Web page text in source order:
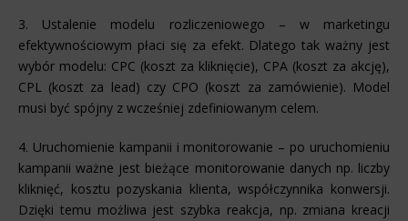
3. Ustalenie modelu rozliczeniowego – w marketingu
efektywnościowym płaci się za efekt. Dlatego tak ważny jest
wybór modelu: CPC (koszt za kliknięcie), CPA (koszt za akcję),
CPL (koszt za lead) czy CPO (koszt za zamówienie). Model
musi być spójny z wcześniej zdefiniowanym celem.
4. Uruchomienie kampanii i monitorowanie – po uruchomieniu
kampanii ważne jest bieżące monitorowanie danych np. liczby
kliknięć, kosztu pozyskania klienta, współczynnika konwersji.
Dzięki temu możliwa jest szybka reakcja, np. zmiana kreacji